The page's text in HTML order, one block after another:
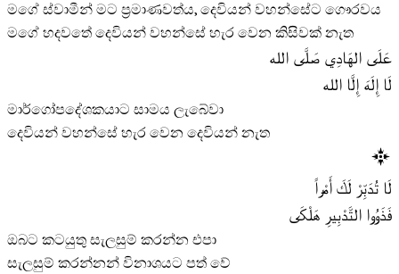
මගේ ස්වාමීන් මට ප්‍රමාණවත්ය, දෙවියන් වහන්සේට ගෞරවය
මගේ හදවතේ දෙවියන් වහන්සේ හැර වෙන කිසිවක් නැත
عَلَى الهَادِي صَلَّى الله
لَا إِلَهَ إِلَّا الله
මාර්ගෝපදේශකයාට සාමය ලැබේවා
දෙවියන් වහන්සේ හැර වෙන දෙවියන් නැත
لَا تُدَبِّرْ لَكَ أَمْراً
فَذَوُوا التَّدْبِيرِ هَلْكَى
ඔබට කටයුතු සැලසුම් කරන්න එපා
සැලසුම් කරන්නන් විනාශයට පත් වේ